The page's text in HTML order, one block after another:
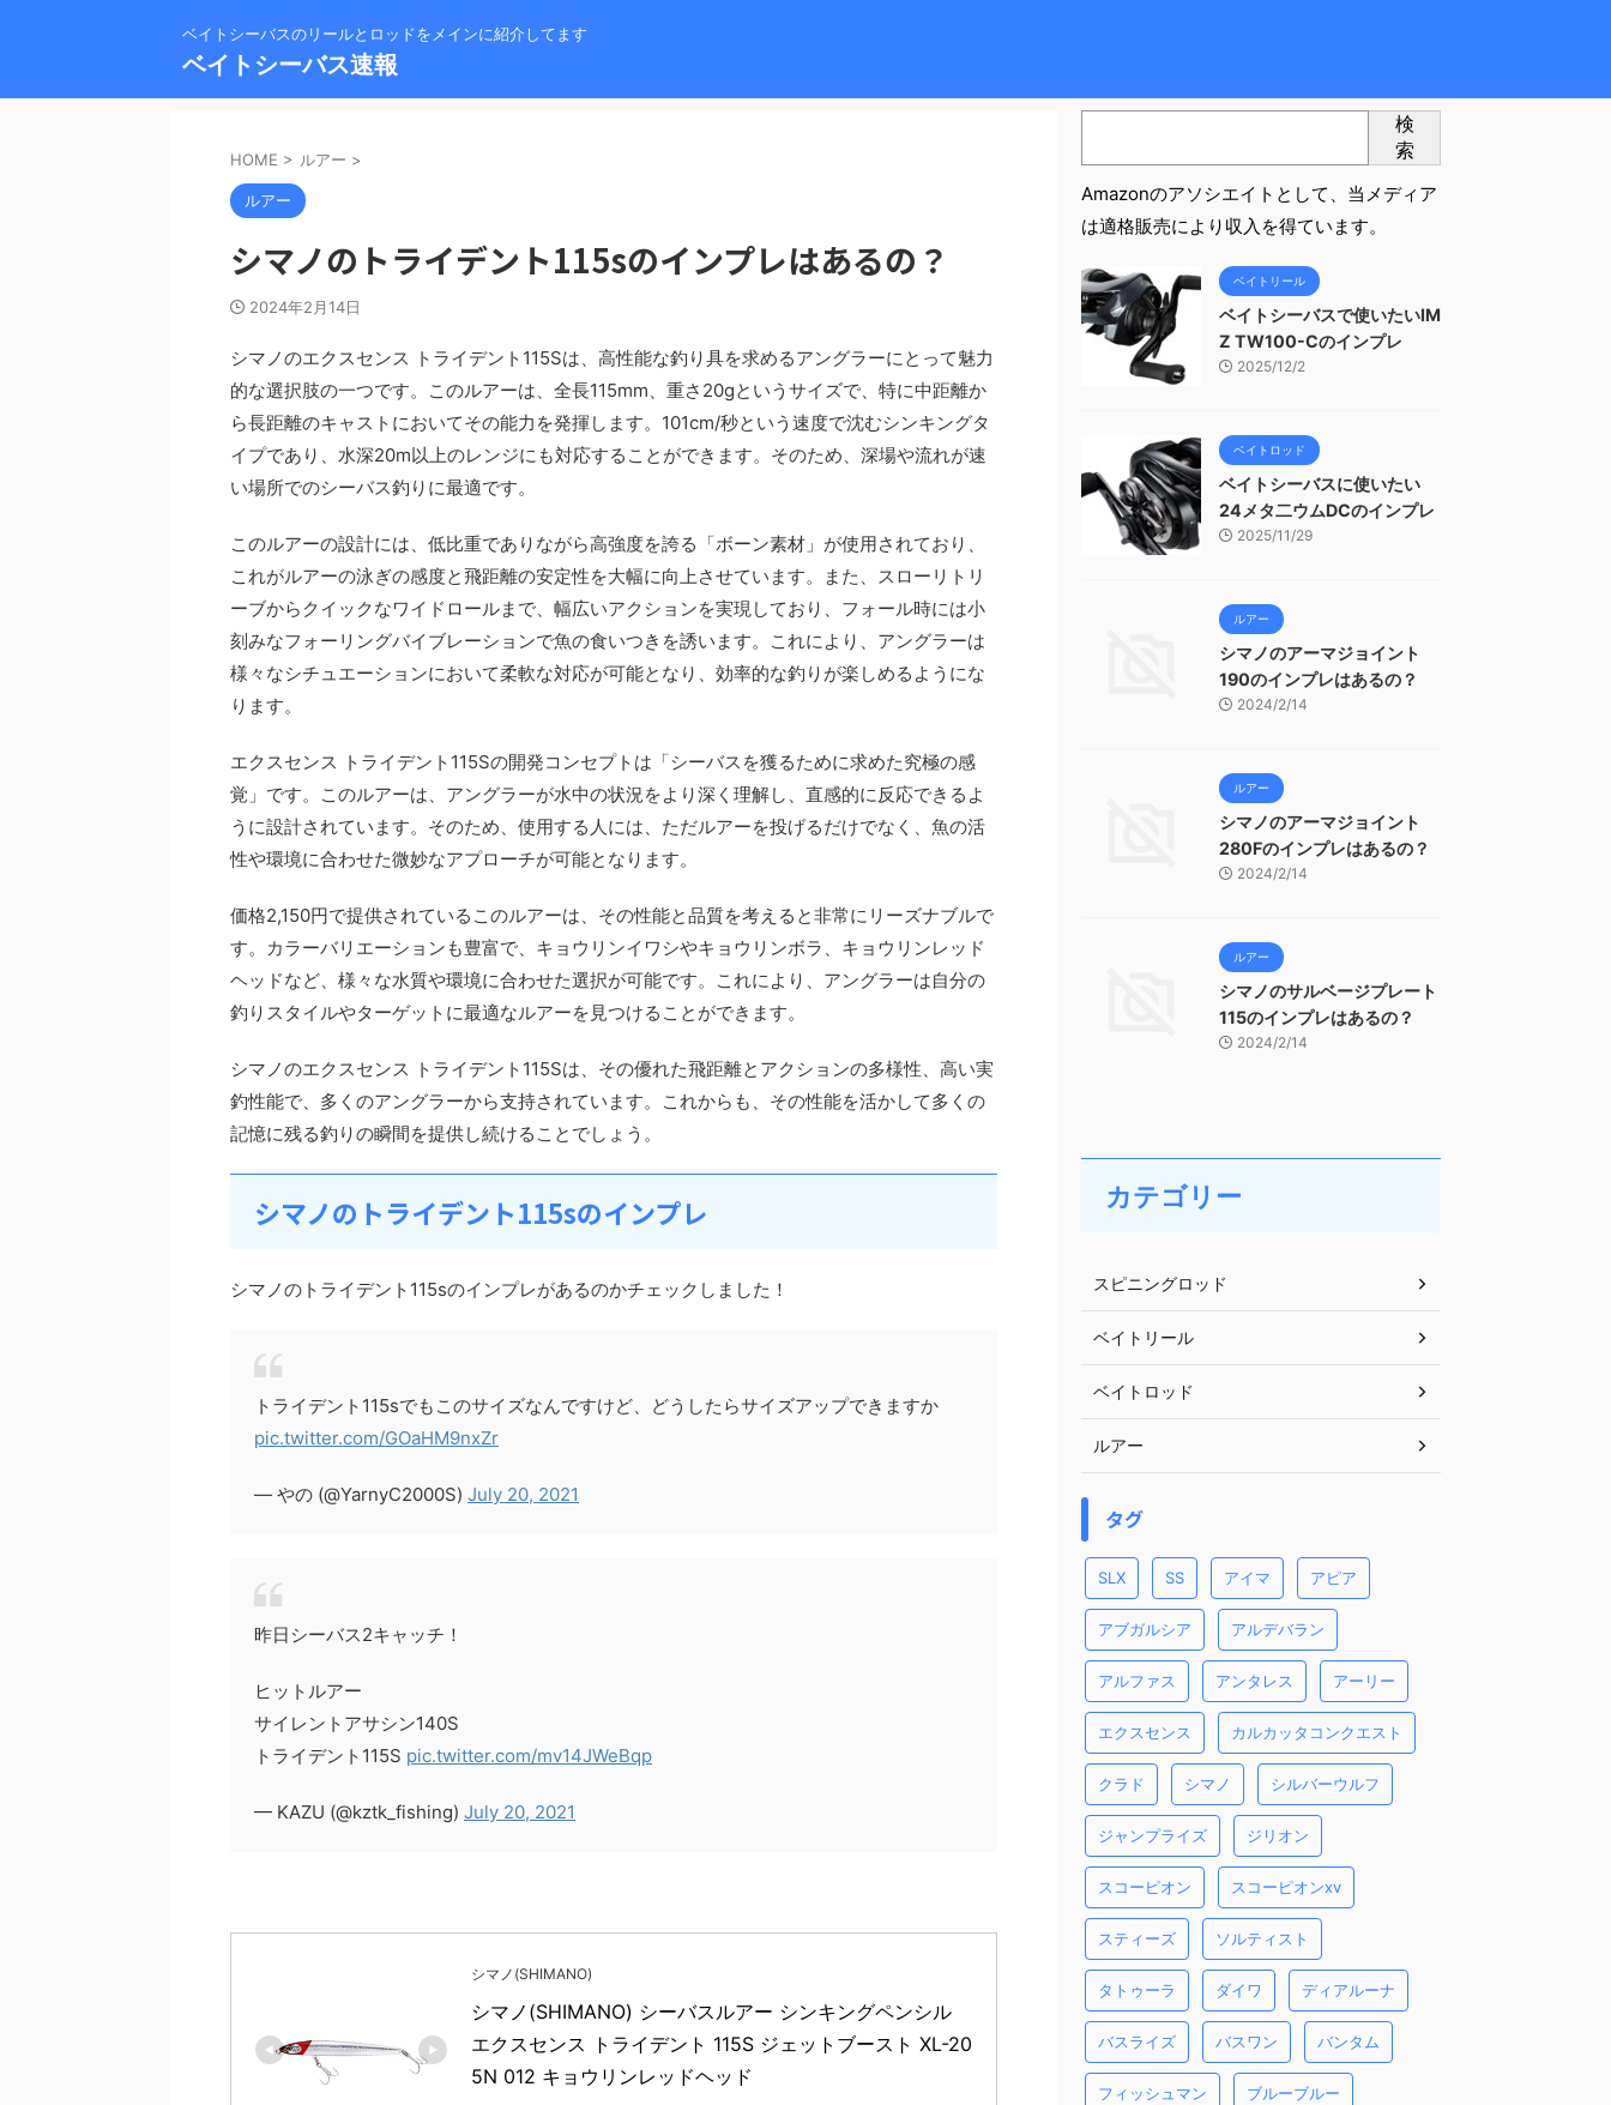
ベイトシーバスのリールとロッドをメインに紹介してます
ベイトシーバス速報
HOME > ルアー >
ルアー
シマノのトライデント115sのインプレはあるの？
2024年2月14日
シマノのエクスセンス トライデント115Sは、高性能な釣り具を求めるアングラーにとって魅力
的な選択肢の一つです。このルアーは、全長115mm、重さ20gというサイズで、特に中距離か
ら長距離のキャストにおいてその能力を発揮します。101cm/秒という速度で沈むシンキングタ
イプであり、水深20m以上のレンジにも対応することができます。そのため、深場や流れが速
い場所でのシーバス釣りに最適です。
このルアーの設計には、低比重でありながら高強度を誇る「ボーン素材」が使用されており、
これがルアーの泳ぎの感度と飛距離の安定性を大幅に向上させています。また、スローリトリ
ーブからクイックなワイドロールまで、幅広いアクションを実現しており、フォール時には小
刻みなフォーリングバイブレーションで魚の食いつきを誘います。これにより、アングラーは
様々なシチュエーションにおいて柔軟な対応が可能となり、効率的な釣りが楽しめるようにな
ります。
エクスセンス トライデント115Sの開発コンセプトは「シーバスを獲るために求めた究極の感
覚」です。このルアーは、アングラーが水中の状況をより深く理解し、直感的に反応できるよ
うに設計されています。そのため、使用する人には、ただルアーを投げるだけでなく、魚の活
性や環境に合わせた微妙なアプローチが可能となります。
価格2,150円で提供されているこのルアーは、その性能と品質を考えると非常にリーズナブルで
す。カラーバリエーションも豊富で、キョウリンイワシやキョウリンボラ、キョウリンレッド
ヘッドなど、様々な水質や環境に合わせた選択が可能です。これにより、アングラーは自分の
釣りスタイルやターゲットに最適なルアーを見つけることができます。
シマノのエクスセンス トライデント115Sは、その優れた飛距離とアクションの多様性、高い実
釣性能で、多くのアングラーから支持されています。これからも、その性能を活かして多くの
記憶に残る釣りの瞬間を提供し続けることでしょう。
シマノのトライデント115sのインプレ
シマノのトライデント115sのインプレがあるのかチェックしました！
トライデント115sでもこのサイズなんですけど、どうしたらサイズアップできますか
pic.twitter.com/GOaHM9nxZr
— やの (@YarnyC2000S) July 20, 2021
昨日シーバス2キャッチ！
ヒットルアー
サイレントアサシン140S
トライデント115S pic.twitter.com/mv14JWeBqp
— KAZU (@kztk_fishing) July 20, 2021
シマノ(SHIMANO)
シマノ(SHIMANO) シーバスルアー シンキングペンシル
エクスセンス トライデント 115S ジェットブースト XL-20
5N 012 キョウリンレッドヘッド
検
索
Amazonのアソシエイトとして、当メディア
は適格販売により収入を得ています。
ベイトリール
ベイトシーバスで使いたいIM
Z TW100-Cのインプレ
2025/12/2
ベイトロッド
ベイトシーバスに使いたい
24メタ二ウムDCのインプレ
2025/11/29
ルアー
シマノのアーマジョイント
190のインプレはあるの？
2024/2/14
ルアー
シマノのアーマジョイント
280Fのインプレはあるの？
2024/2/14
ルアー
シマノのサルベージプレート
115のインプレはあるの？
2024/2/14
カテゴリー
スピニングロッド
ベイトリール
ベイトロッド
ルアー
タグ
SLX SS アイマ アピア
アブガルシア アルデバラン
アルファス アンタレス アーリー
エクスセンス カルカッタコンクエスト
クラド シマノ シルバーウルフ
ジャンプライズ ジリオン
スコーピオン スコーピオンxv
スティーズ ソルティスト
タトゥーラ ダイワ ディアルーナ
バスライズ バスワン バンタム
フィッシュマン ブルーブルー